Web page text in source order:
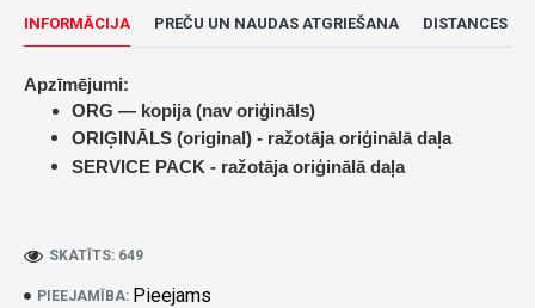
INFORMĀCIJA PREČU UN NAUDAS ATGRIEŠANA DISTANCES
Apzīmējumi:
ORG — kopija (nav oriģināls)
ORIĢINĀLS (original) - ražotāja oriģinālā daļa
SERVICE PACK - ražotāja oriģinālā daļa
PIEEJAMĪBA: Pieejams
SKATĪTS: 649